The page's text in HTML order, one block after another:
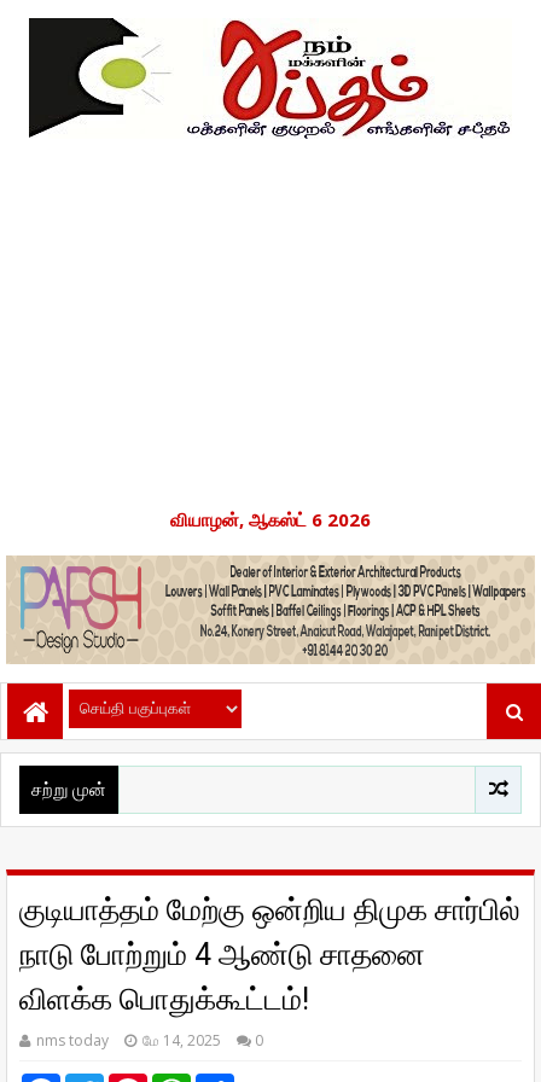
வியாழன், ஆகஸ்ட் 6 2026
சற்று முன்
குடியாத்தம் மேற்கு ஒன்றிய திமுக சார்பில்
நாடு போற்றும் 4 ஆண்டு சாதனை
விளக்க பொதுக்கூட்டம்!
nms today மே 14, 2025 0